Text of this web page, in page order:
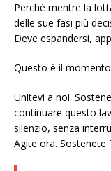
Perché mentre la
delle sue fasi più
Deve espandersi,
Questo è il
Unitevi a noi.
continuare questo
silenzio, senza
Agite ora. Sostenete